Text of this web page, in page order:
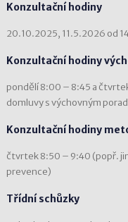
Konzultační hodiny
20.10.2025, 11.5.2026 od
Konzultační hodiny
pondělí 8:00 – 8:45 a
domluvy s výchovným
Konzultační hodiny
čtvrtek 8:50 – 9:40 (popř.
prevence)
Třídní schůzky